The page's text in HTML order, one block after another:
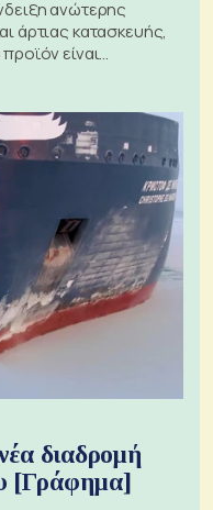
ανώτερης
άρτιας κατασκευής,
είναι
διαδρομή
[Γράφημα]